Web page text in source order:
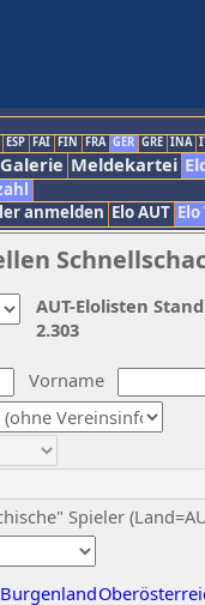
ESP FAI FIN FRA GER GRE INA
Meldekartei
anmelden Elo AUT
Vorname
Spieler
Burgenland
AUT-Elolisten
2.303